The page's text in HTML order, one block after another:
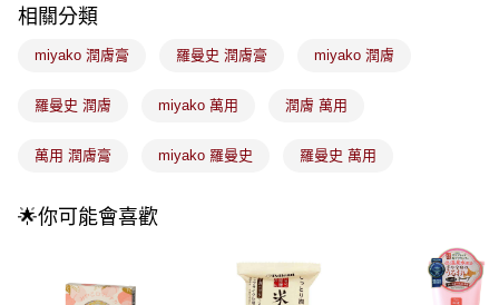
1.分期款項不併入電信帳單，「大哥付你分期」於每月結算日後寄送繳費提
2.透過簡訊連結打開帳單後，可選擇「超商條碼／台灣大直營門市／銀行轉
用戶於交易時，得透過本服務購買商品或服務，並由商店將買賣／分期付款
資料（包含姓名、電話或地址）提供予台灣大哥大進項蒐集、處理及利用，
3.完整用戶服務條款，請詳閱以下連結：https://oppay.tw/userRule
每筆NT$100，滿NT$899(含以上)免運費
每筆NT$100，滿NT$899(含以上)免運費
宅配
付款後門市自取
相關分類
miyako 潤膚膏 羅曼史 潤膚膏 miyako 潤膚
羅曼史 潤膚 miyako 萬用 潤膚 萬用
萬用 潤膚膏 miyako 羅曼史 羅曼史 萬用
🌟你可能會喜歡